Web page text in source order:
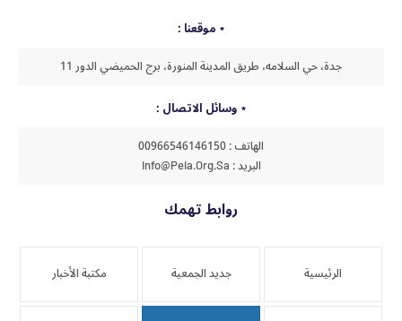
موقعنا :
جدة، حي السلامه، طريق المدينة المنورة، برج الحميضي الدور 11
وسائل الاتصال :
الهاتف : 00966546146150
البريد : Info@peia.org.sa
روابط تهمك
الرئيسية جديد الجمعية مكتبة الأخبار